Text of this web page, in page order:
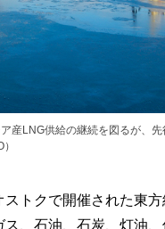
産LNG供給の継続を図るが、先
トクで開催された東
、石油、石炭、灯油